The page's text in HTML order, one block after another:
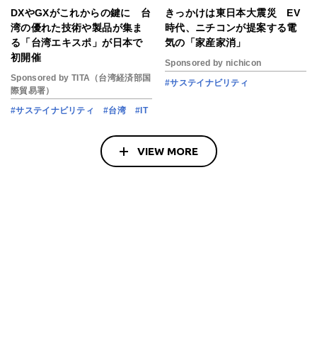
DXやGXがこれからの鍵に 台
湾の優れた技術や製品が集ま
る「台湾エキスポ」が日本で
初開催
Sponsored by TITA（台湾経済部国
際貿易署）
#サステイナビリティ
#台湾 #IT
きっかけは東日本大震災 EV
時代、ニチコンが提案する電
気の「家産家消」
Sponsored by nichicon
#サステイナビリティ
VIEW MORE